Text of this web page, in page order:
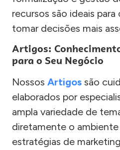
recursos são ideais
tomar decisões mais
Artigos:
para o Seu Negócio
Nossos Artigos são
elaborados por
ampla variedade de
diretamente o ambiente
estratégias de